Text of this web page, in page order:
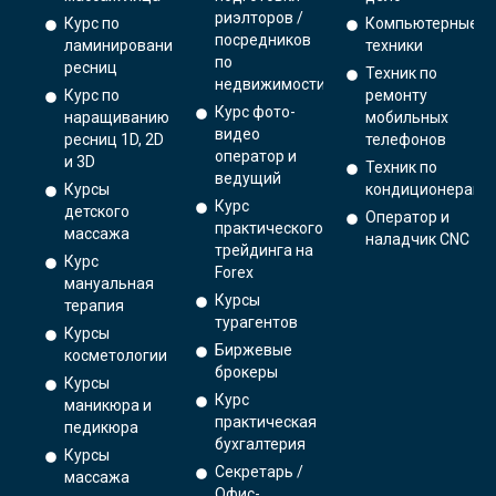
Курс по
ламинированию
ресниц
Курс по
наращиванию
ресниц 1D, 2D
и 3D
Курсы
детского
массажа
Курс
мануальная
терапия
Курсы
косметологии
Курсы
маникюра и
педикюра
Курсы
массажа
риэлторов /
посредников
по
недвижимости
Курс фото-
видео
оператор и
ведущий
Курс
практического
трейдинга на
Forex
Курсы
турагентов
Биржевые
брокеры
Курс
практическая
бухгалтерия
Секретарь /
Компьютерные
техники
Техник по
ремонту
мобильных
телефонов
Техник по
кондиционерам
Оператор и
наладчик CNC